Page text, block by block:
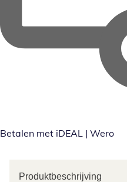
Betalen met iDEAL | Wero
Produktbeschrijving